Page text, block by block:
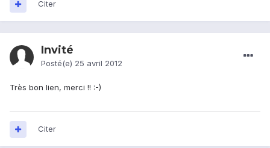
Citer
Invité
Posté(e) 25 avril 2012
Très bon lien, merci !! :-)
Citer